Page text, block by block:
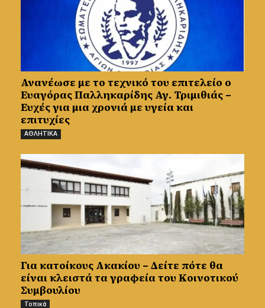
Ανανέωσε με το τεχνικό του επιτελείο ο
Ευαγόρας Παλληκαρίδης Αγ. Τριμιθιάς –
Ευχές για μια χρονιά με υγεία και
επιτυχίες
ΑΘΛΗΤΙΚΑ
Για κατοίκους Ακακίου – Δείτε πότε θα
είναι κλειστά τα γραφεία του Κοινοτικού
Συμβουλίου
Τοπικά